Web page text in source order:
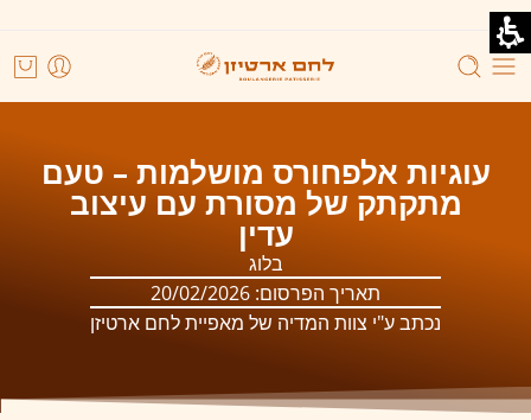
עוגיות אלפחורס מושלמות – טעם
מתקתק של מסורת עם עיצוב
עדין
בלוג
תאריך הפרסום: 20/02/2026
נכתב ע"י צוות המדיה של מאפיית לחם ארטיזן